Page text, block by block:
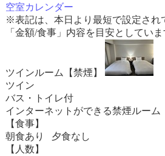
空室カレンダー
※表記は、本日より最短で設定され
「金額/食事」内容を目安としていま
ツインルーム【禁煙】
ツイン
バス・トイレ付
インターネットができる禁煙ルーム
【食事】
朝食あり 夕食なし
【人数】